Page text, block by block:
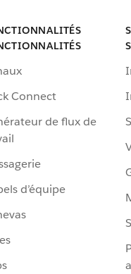
Connect
de flux de
d’équipe